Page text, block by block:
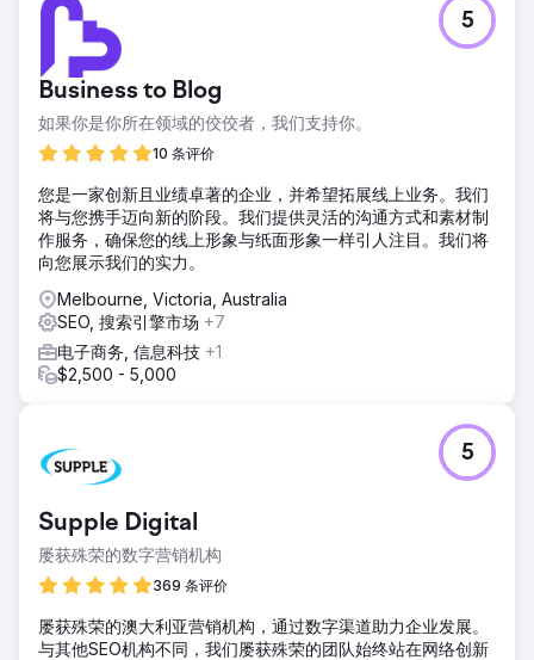
Business to Blog
如果你是你所在领域的佼佼者，我们支持你。
10 条评价
5
您是一家创新且业绩卓著的企业，并希望拓展线上业务。我们
将与您携手迈向新的阶段。我们提供灵活的沟通方式和素材制
作服务，确保您的线上形象与纸面形象一样引人注目。我们将
向您展示我们的实力。
Melbourne, Victoria, Australia
SEO, 搜索引擎市场 +7
电子商务, 信息科技 +1
$2,500 - 5,000
Supple Digital
屡获殊荣的数字营销机构
369 条评价
5
屡获殊荣的澳大利亚营销机构，通过数字渠道助力企业发展。
与其他SEO机构不同，我们屡获殊荣的团队始终站在网络创新